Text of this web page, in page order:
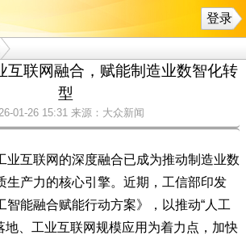
登录
互联网融合，赋能制造业数智化转
型
01-26 15:31 来源：大众新闻
业互联网的深度融合已成为推动制造业数
生产力的核心引擎。近期，工信部印发
智能融合赋能行动方案》，以推动“人工
地、工业互联网规模应用为着力点，加快